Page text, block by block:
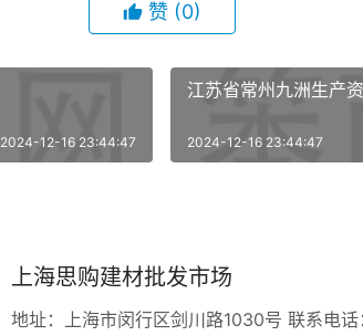
赞 (0)
2024-12-16 23:44:47
江苏省常州九洲生产
2024-12-16 23:44:47
上海思购建材批发市场
地址：上海市闵行区剑川路1030号 联系电话：021-64350018 传真：